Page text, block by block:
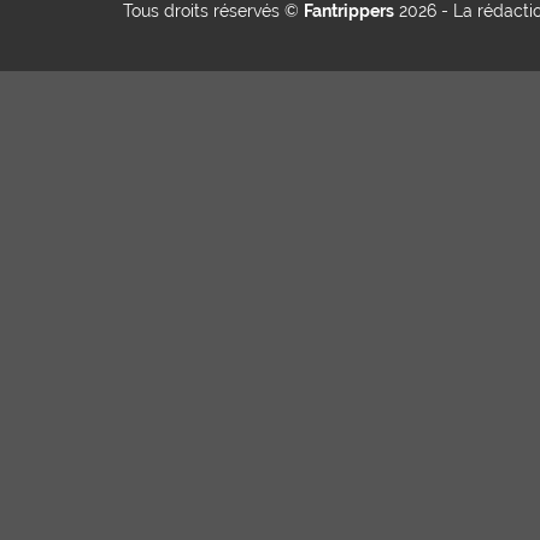
Tous droits réservés © Fantrippers 2026 - La